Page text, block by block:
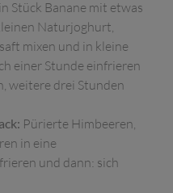
Stück Banane mit etwas
Naturjoghurt,
mixen und in kleine
einer Stunde einfrieren
weitere drei Stunden
Pürierte Himbeeren,
in eine
und dann: sich